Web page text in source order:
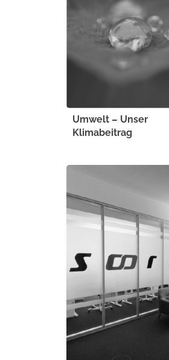
Umwelt – Unser
Klimabeitrag